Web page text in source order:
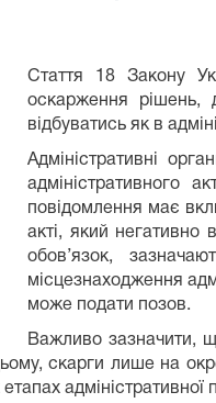
Стаття 18 Закону
оскарження рішень,
відбуватись як в
Адміністративні
адміністративного
повідомлення має
акті, який
обов’язок,
місцезнаходження
може подати позов.
Важливо зазначити,
скарги лише на
адміністративної